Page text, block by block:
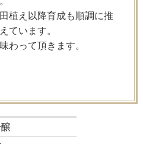
植え以降育成も順調に推
ています。
わって頂きます。